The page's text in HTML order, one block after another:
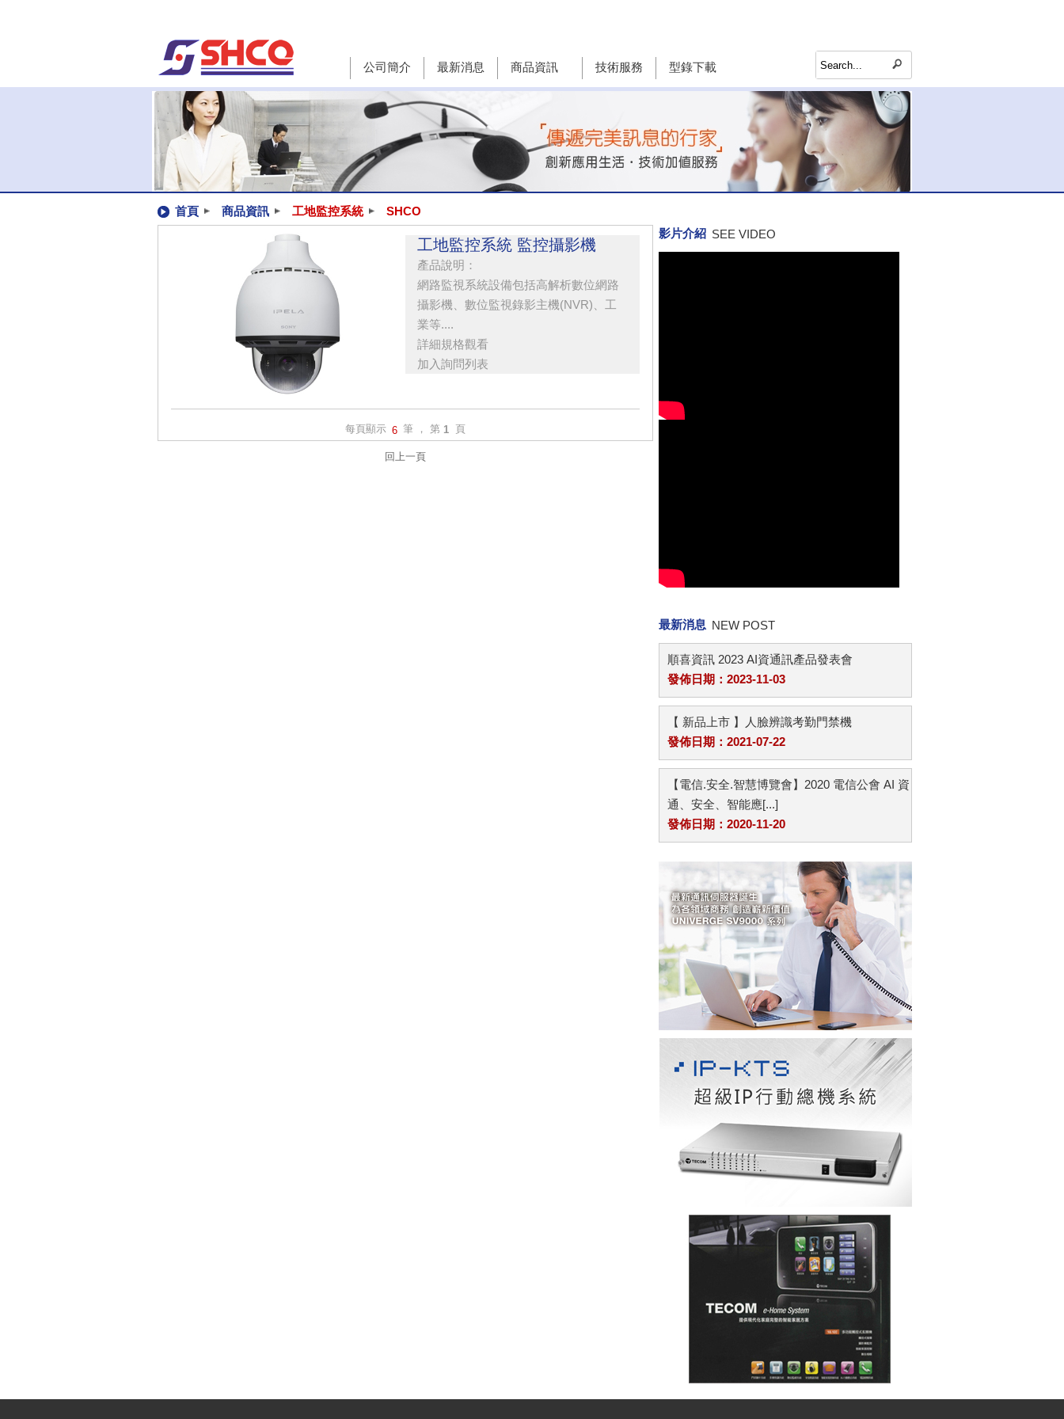
公司簡介 最新消息 商品資訊 技術服務 型錄下載
首頁 商品資訊 工地監控系統 SHCO
工地監控系統 監控攝影機
產品說明：
網路監視系統設備包括高解析數位網路
攝影機、數位監視錄影主機(NVR)、工
業等....
詳細規格觀看
加入詢問列表
每頁顯示 6 筆 ， 第 1頁
回上一頁
影片介紹 SEE VIDEO
最新消息 NEW POST
順喜資訊 2023 AI資通訊產品發表會
發佈日期：2023-11-03
【 新品上市 】人臉辨識考勤門禁機
發佈日期：2021-07-22
【電信.安全.智慧博覽會】2020 電信公會 AI 資
通、安全、智能應[...]
發佈日期：2020-11-20